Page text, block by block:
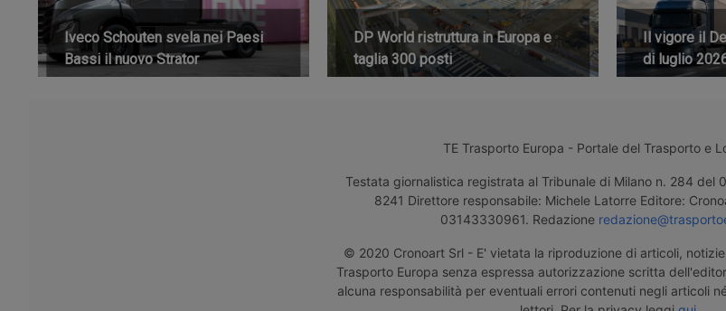
Iveco Schouten svela nei Paesi
Bassi il nuovo Strator
DP World ristruttura in Europa e
taglia 300 posti
Il vigore il
di luglio
TE Trasporto Europa - Portale del Trasporto e
Testata giornalistica registrata al Tribunale di Milano n. 284 del
8241 Direttore responsabile: Michele Latorre Editore:
03143330961. Redazione
© 2020 Cronoart Srl - E' vietata la riproduzione di articoli,
Trasporto Europa senza espressa autorizzazione scritta
alcuna responsabilità per eventuali errori contenuti negli articoli